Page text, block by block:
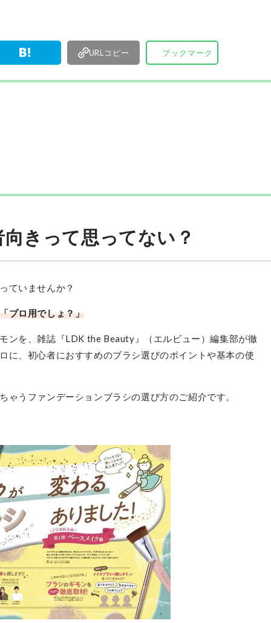
URLコピー ブックマーク
きって思ってない？
ていませんか？
プロ用でしょ？」
ンを、雑誌『LDK the Beauty』（エルビュー）編集部が徹
に、初心者におすすめのブラシ選びのポイントや基本の使
うファンデーションブラシの選び方のご紹介です。